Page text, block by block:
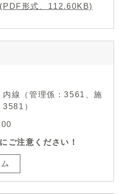
形式、112.60KB)
線（管理係：3561、施
）
ご注意ください！